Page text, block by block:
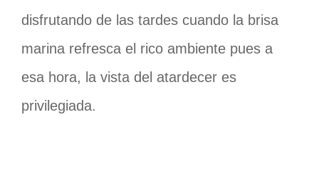
disfrutando de las tardes cuando la brisa
marina refresca el rico ambiente pues a
esa hora, la vista del atardecer es
privilegiada.